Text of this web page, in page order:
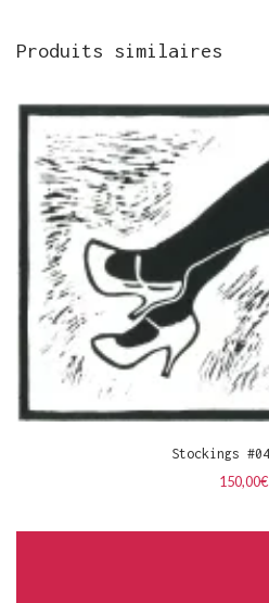
Produits similaires
Stockings
150,00€